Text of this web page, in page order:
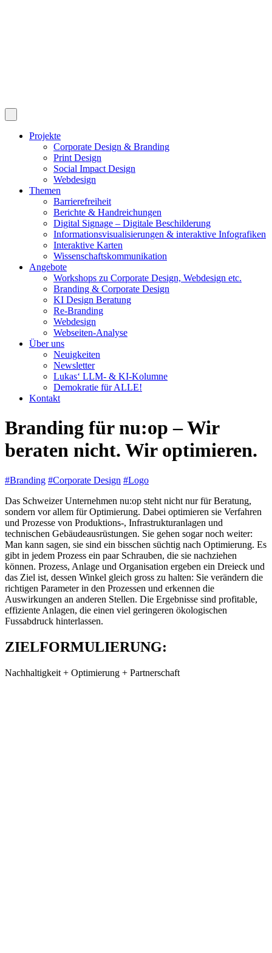
Projekte
Corporate Design & Branding
Print Design
Social Impact Design
Webdesign
Themen
Barrierefreiheit
Berichte & Handreichungen
Digital Signage – Digitale Beschilderung
Informationsvisualisierungen & interaktive Infografiken
Interaktive Karten
Wissenschaftskommunikation
Angebote
Workshops zu Corporate Design, Webdesign etc.
Branding & Corporate Design
KI Design Beratung
Re-Branding
Webdesign
Webseiten-Analyse
Über uns
Neuigkeiten
Newsletter
Lukas‘ LLM- & KI-Kolumne
Demokratie für ALLE!
Kontakt
Branding für nu:op – Wir
beraten nicht. Wir optimieren.
#Branding #Corporate Design #Logo
Das Schweizer Unternehmen nu:op steht nicht nur für Beratung,
sondern vor allem für Optimierung. Dabei optimieren sie Verfahren
und Prozesse von Produktions-​, Infrastrukturanlagen und
technischen Gebäudeausrüstungen. Sie gehen sogar noch weiter:
Man kann sagen, sie sind ein bisschen süchtig nach Optimierung. Es
gibt in jedem Prozess ein paar Schrauben, die sie nachziehen
können. Prozess, Anlage und Organisation ergeben ein Dreieck und
das Ziel ist, dessen Winkel gleich gross zu halten: Sie verändern die
richtigen Parameter in den Prozessen und erkennen die
Auswirkungen an anderen Stellen. Die Ergebnisse sind profitable,
effiziente Anlagen, die einen viel geringeren ökologischen
Fussabdruck hinterlassen.
ZIELFORMULIERUNG:
Nachhaltigkeit + Optimierung + Partnerschaft